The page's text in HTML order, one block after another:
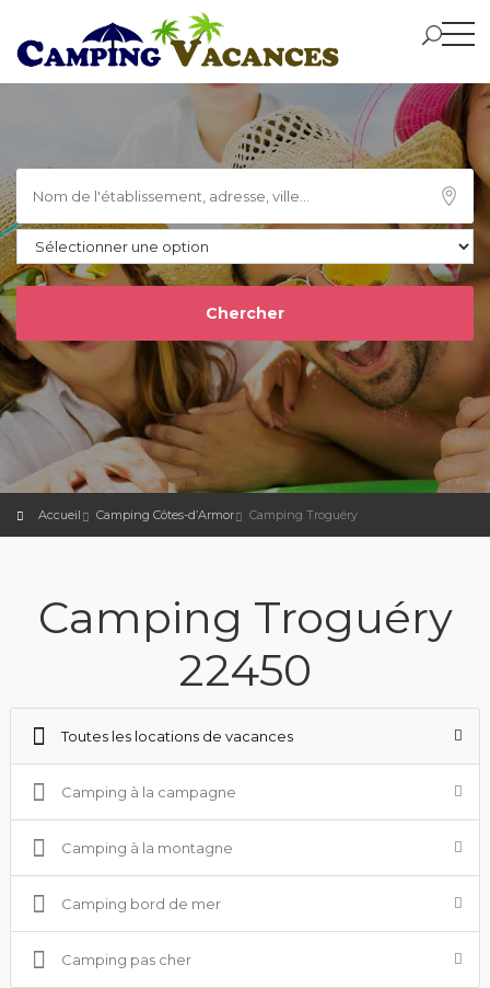
Accueil Camping Côtes-d’Armor Camping Troguéry
Camping Troguéry
22450
Toutes les locations de vacances
Camping à la campagne
Camping à la montagne
Camping bord de mer
Camping pas cher